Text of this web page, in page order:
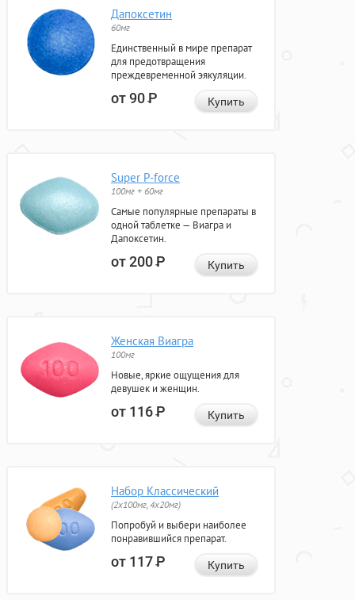
Дапоксетин
60мг
Единственный в мире препарат
для предотвращения
преждевременной эякуляции.
от 90Р Купить
Super P-force
100мг + 60мг
Самые популярные препараты в
одной таблетке — Виагра и
Дапоксетин.
от 200Р Купить
Женская Виагра
100мг
Новые, яркие ощущения для
девушек и женщин.
от 116Р Купить
Набор Классический
(2x100мг, 4x20мг)
Попробуй и выбери наиболее
понравившийся препарат.
от 117Р Купить